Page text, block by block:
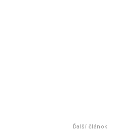
Ďalší článok